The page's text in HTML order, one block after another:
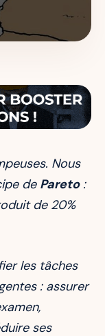
Nous
de Pareto:
de 20%
les tâches
: assurer
ses